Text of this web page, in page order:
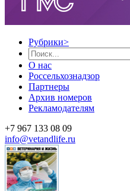
Рубрики>
О нас
Россельхознадзор
Партнеры
Архив номеров
Рекламодателям
+7 967 133 08 09
info@vetandlife.ru